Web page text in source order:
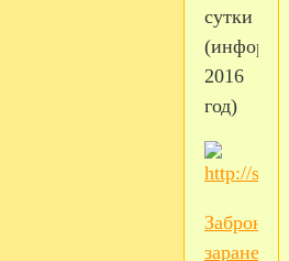
сутки
2016
год)
заранее